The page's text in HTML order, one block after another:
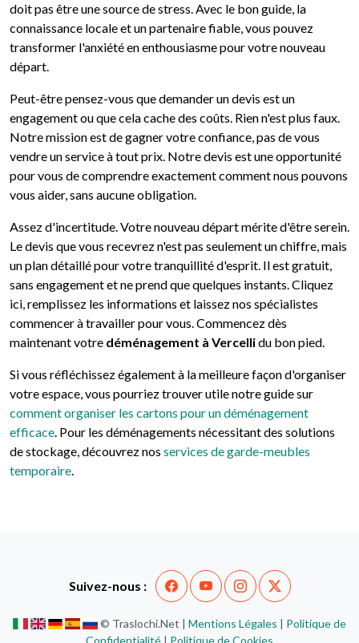
doit pas être une source de stress. Avec le bon guide, la
connaissance locale et un partenaire fiable, vous pouvez
transformer l'anxiété en enthousiasme pour votre nouveau
départ.
Peut-être pensez-vous que demander un devis est un
engagement ou que cela cache des coûts. Rien n'est plus faux.
Notre mission est de gagner votre confiance, pas de vous
vendre un service à tout prix. Notre devis est une opportunité
pour vous de comprendre exactement comment nous pouvons
vous aider, sans aucune obligation.
Assez d'incertitude. Votre nouveau départ mérite d'être serein.
Le devis que vous recevrez n'est pas seulement un chiffre, mais
un plan détaillé pour votre tranquillité d'esprit. Il est gratuit,
sans engagement et ne prend que quelques instants. Cliquez
ici, remplissez les informations et laissez nos spécialistes
commencer à travailler pour vous. Commencez dès
maintenant votre déménagement à Vercellidu bon pied.
Si vous réfléchissez également à la meilleure façon d'organiser
votre espace, vous pourriez trouver utile notre guide sur
comment organiser les cartons pour un déménagement
efficace. Pour les déménagements nécessitant des solutions
de stockage, découvrez nos services de garde-meubles
temporaire.
Suivez-nous :
© Traslochi.Net | Mentions Légales | Politique de
Confidentialité | Politique de Cookies